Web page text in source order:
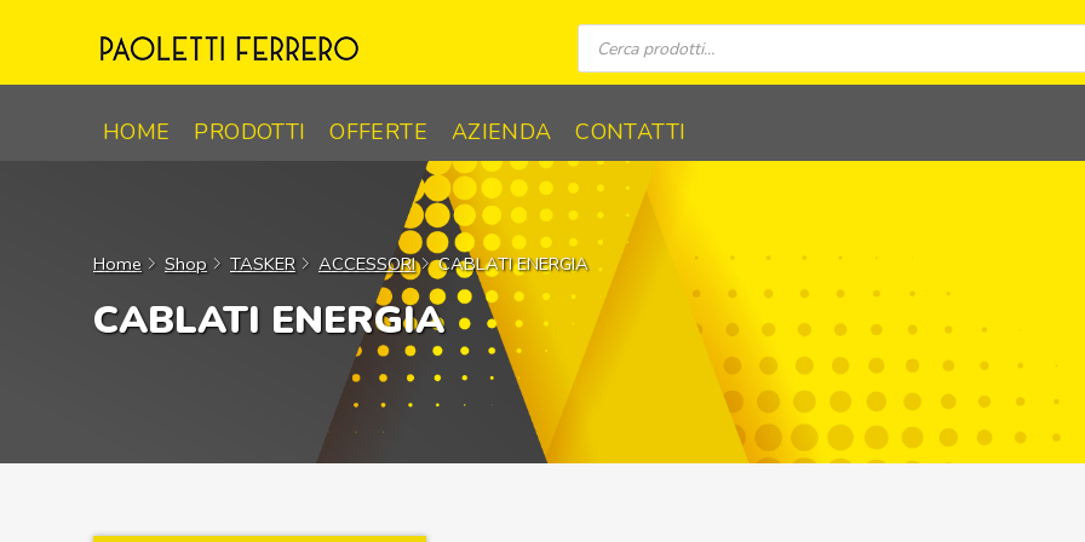
Ricerca
prodotti
HOME PRODOTTI OFFERTE AZIENDA CONTATTI
Home Shop TASKER ACCESSORI CABLATI ENERGIA
CABLATI ENERGIA